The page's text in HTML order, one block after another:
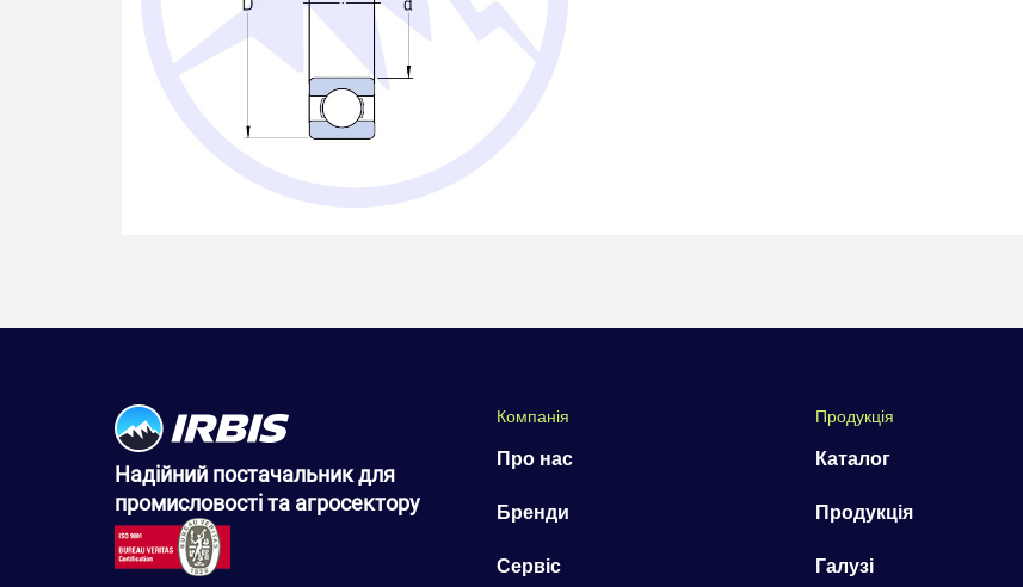
Надійний постачальник для
промисловості та агросектору
Компанія
Про нас
Бренди
Сервіс
Продукція
Каталог
Продукція
Галузі